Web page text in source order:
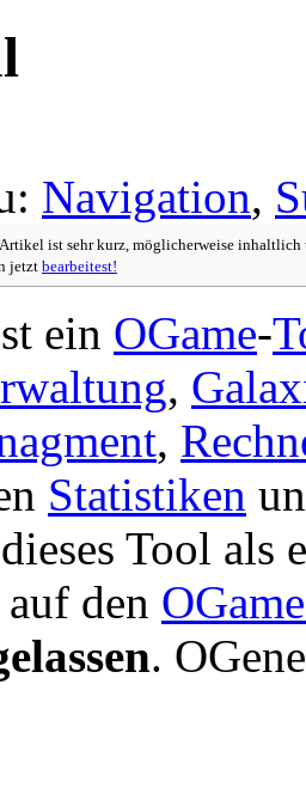
Navigation,
ist sehr kurz, möglicherweise
jetzt bearbeitest!
ein OGame-
,
,
Statistiken
Tool als
den
.